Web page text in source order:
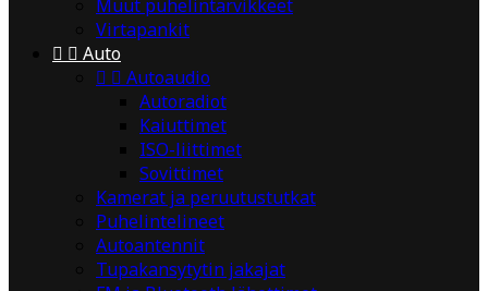
Muut puhelintarvikkeet
Virtapankit
  Auto
  Autoaudio
Autoradiot
Kaiuttimet
ISO-liittimet
Sovittimet
Kamerat ja peruutustutkat
Puhelintelineet
Autoantennit
Tupakansytytin jakajat